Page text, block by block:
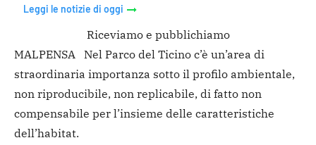
Leggi le notizie di oggi
Riceviamo e pubblichiamo
MALPENSA Nel Parco del Ticino c’è un’area di
straordinaria importanza sotto il profilo ambientale,
non riproducibile, non replicabile, di fatto non
compensabile per l’insieme delle caratteristiche
dell’habitat.